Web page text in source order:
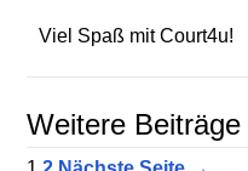
Viel Spaß mit Court4u!
Weitere Beiträge